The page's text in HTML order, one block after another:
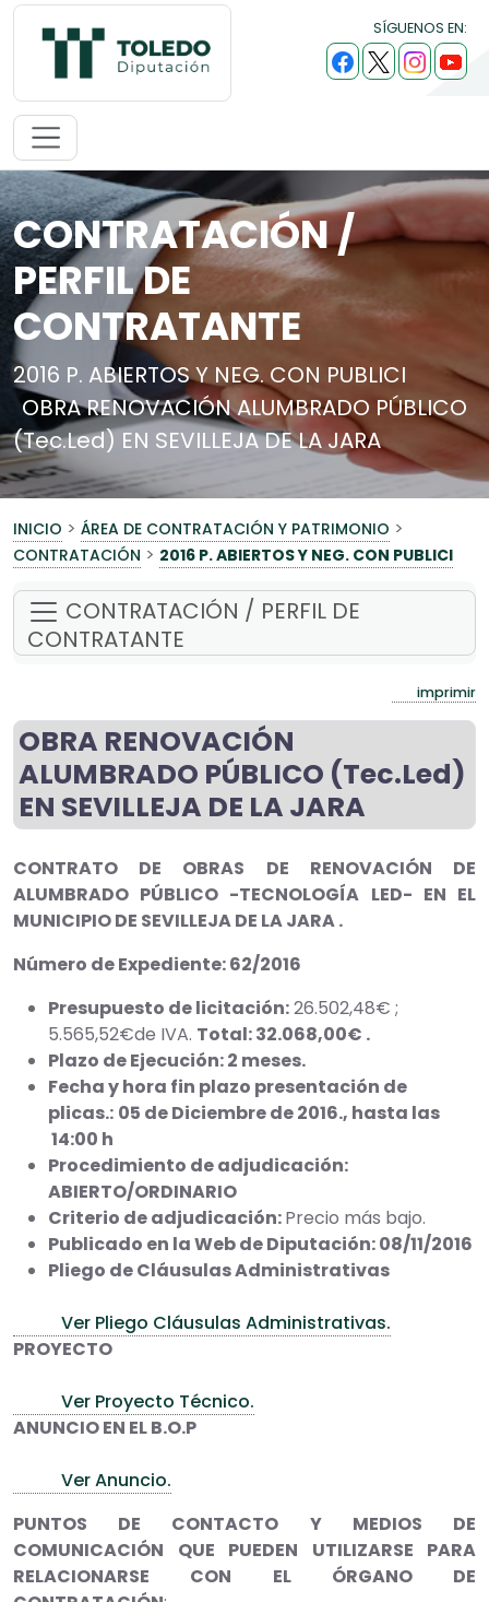
SÍGUENOS EN:
CONTRATACIÓN /
PERFIL DE
CONTRATANTE
2016 P. ABIERTOS Y NEG. CON PUBLICI
OBRA RENOVACIÓN ALUMBRADO PÚBLICO
(Tec.Led) EN SEVILLEJA DE LA JARA
INICIO > ÁREA DE CONTRATACIÓN Y PATRIMONIO >
CONTRATACIÓN > 2016 P. ABIERTOS Y NEG. CON PUBLICI
CONTRATACIÓN / PERFIL DE
CONTRATANTE
imprimir
OBRA RENOVACIÓN
ALUMBRADO PÚBLICO (Tec.Led)
EN SEVILLEJA DE LA JARA
CONTRATO DE OBRAS DE RENOVACIÓN DE
ALUMBRADO PÚBLICO -TECNOLOGÍA LED- EN EL
MUNICIPIO DE SEVILLEJA DE LA JARA .
Número de Expediente: 62/2016
Presupuesto de licitación:26.502,48€ ;
5.565,52€de IVA. Total: 32.068,00€ .
Plazo de Ejecución: 2 meses.
Fecha y hora fin plazo presentación de
plicas.: 05 de Diciembre de 2016., hasta las
14:00 h
Procedimiento de adjudicación:
ABIERTO/ORDINARIO
Criterio de adjudicación:Precio más bajo.
Publicado en la Web de Diputación: 08/11/2016
Pliego de Cláusulas Administrativas
Ver Pliego Cláusulas Administrativas.
PROYECTO
Ver Proyecto Técnico.
ANUNCIO EN EL B.O.P
Ver Anuncio.
PUNTOS DE CONTACTO Y MEDIOS DE
COMUNICACIÓN QUE PUEDEN UTILIZARSE PARA
RELACIONARSE CON EL ÓRGANO DE